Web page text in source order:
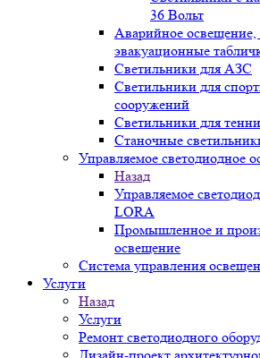
36 Вольт
Аварийное
эвакуационные
Светильники для АЗС
Светильники для
сооружений
Светильники для
Станочные
Управляемое светодиодное
Назад
Управляемое
LORA
Промышленное и
освещение
Система управления
Услуги
Назад
Услуги
Ремонт светодиодного